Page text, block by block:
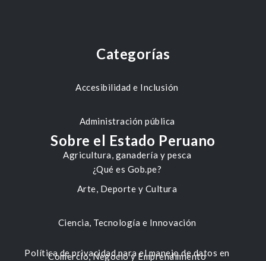
Categorías
Accesibilidad e Inclusión
Administración pública
Agricultura, ganadería y pesca
Arte, Deporte y Cultura
Ciencia, Tecnología e Innovación
Comercio, Negocio y Emprendimiento
Sobre el Estado Peruano
¿Qué es Gob.pe?
Política de privacidad para el manejo de datos en